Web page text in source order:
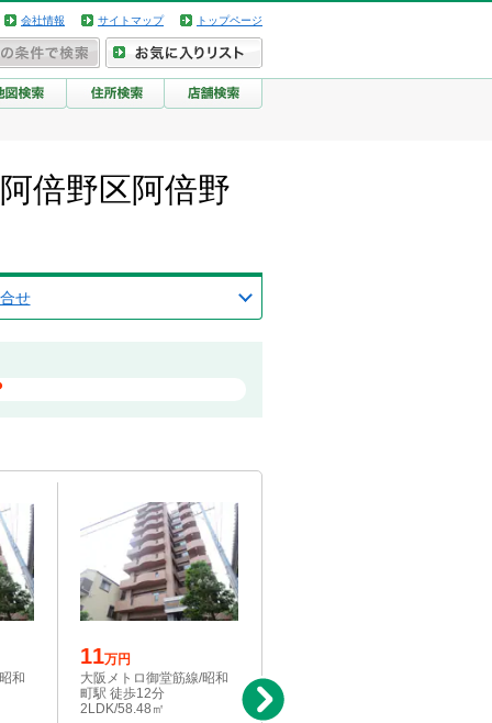
会社情報 サイトマップ トップページ
倍野区阿倍野
せ
和
11万円
大阪メトロ御堂筋線/昭和
町駅 徒歩12分
2LDK/58.48㎡
下茶屋駅 徒歩8分
1K/23.47㎡